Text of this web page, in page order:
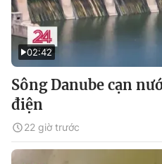
02:42
Sông Danube cạn
điện
22 giờ trước